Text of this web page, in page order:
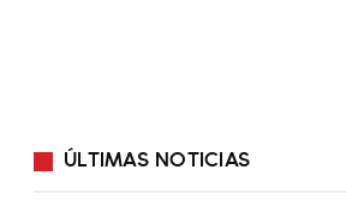
ÚLTIMAS NOTICIAS